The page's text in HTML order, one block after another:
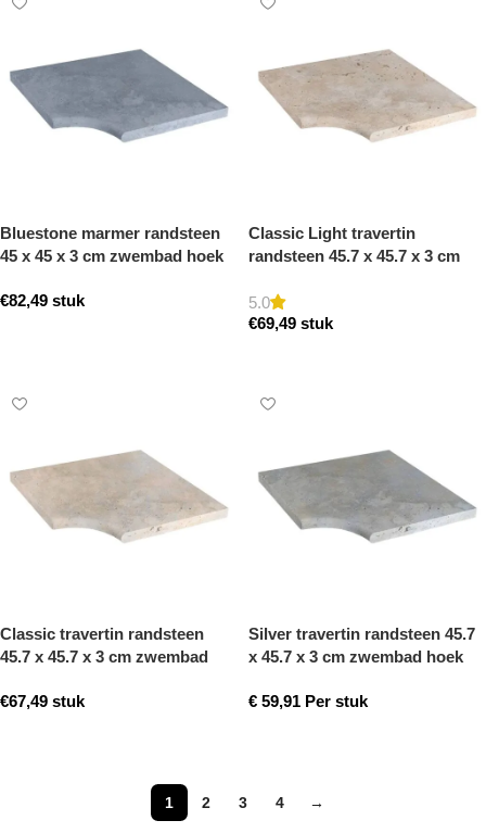
Bluestone marmer randsteen
45 x 45 x 3 cm zwembad hoek
€82,49 stuk
Classic Light travertin
randsteen 45.7 x 45.7 x 3 cm
getrommeld
5.0
€69,49 stuk
Classic travertin randsteen
45.7 x 45.7 x 3 cm zwembad
€67,49 stuk
Silver travertin randsteen 45.7
x 45.7 x 3 cm zwembad hoek
€ 59,91 Per stuk
1 2 3 4 →